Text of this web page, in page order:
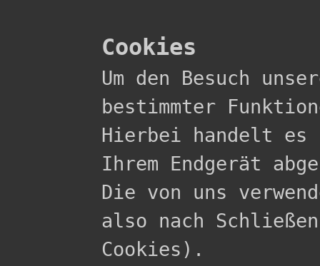
Cookies
Um den Besuch
bestimmter
Hierbei handelt
Ihrem Endgerät
Die von uns
also nach
Cookies).